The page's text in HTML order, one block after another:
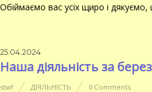
Обіймаємо вас усіх щиро і
25.04.2024
Наша діяльність за
stwf ДІЯЛЬНІСТЬ 0 Comments